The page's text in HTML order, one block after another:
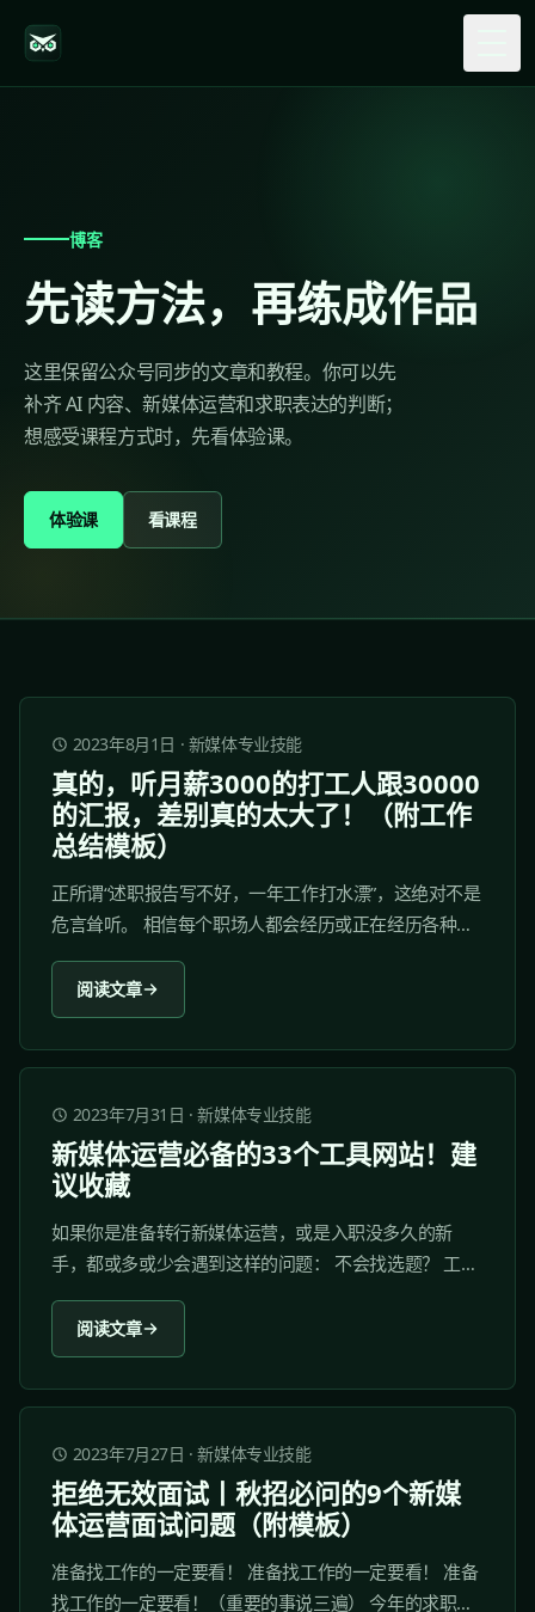
博客
先读方法，再练成作品
这里保留公众号同步的文章和教程。你可以先
补齐 AI 内容、新媒体运营和求职表达的判断；
想感受课程方式时，先看体验课。
体验课 看课程
2023年8月1日 · 新媒体专业技能
真的，听月薪3000的打工人跟30000
的汇报，差别真的太大了！（附工作
总结模板）
正所谓“述职报告写不好，一年工作打水漂”，这绝对不是
危言耸听。 相信每个职场人都会经历或正在经历各种述
是每个职场人都要经历的考验，报告写的好，可以在领
导同事眼中脱颖而出；报告写得不好，即便工作干得很
出色，也可能无法得到领导和同事的认可。...
阅读文章
2023年7月31日 ·新媒体专业技能
新媒体运营必备的33个工具网站！建
议收藏
如果你是准备转行新媒体运营，或是入职没多久的新
手，都或多或少会遇到这样的问题： 不会找选题？ 工作
欲善其事，必先利其器。接下来我推荐一些常用的工具
及网站，用好了这些新媒体工具，能够在很多细节上提
高你的工作效率！ 新手建议收藏学习，运营老鸟可以分
阅读文章
2023年7月27日 ·新媒体专业技能
拒绝无效面试丨秋招必问的9个新媒
体运营面试问题（附模板）
准备找工作的一定要看！ 准备找工作的一定要看！ 准备
找工作的一定要看！（重要的事说三遍） 今年的求职市